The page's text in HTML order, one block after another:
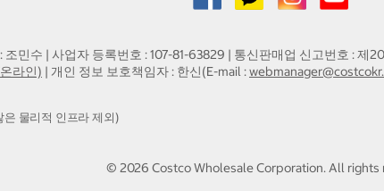
민수 | 사업자 등록번호 : 107-81-63829 | 통신판매업 신고번호 : 제
라인) | 개인 정보 보호책임자 : 한신(E-mail :
물리적 인프라 제외)
© 2026 Costco Wholesale Corporation.All rights